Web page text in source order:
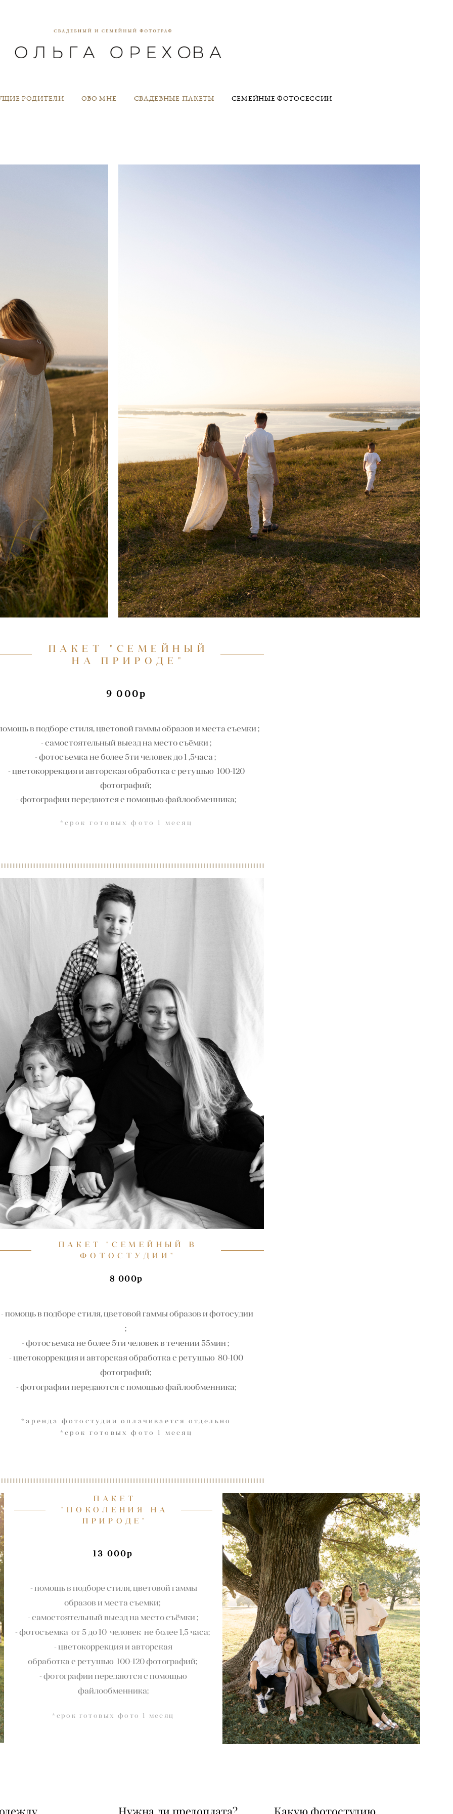
РОДИТЕЛИ ОБО МНЕ СВАДЕБНЫЕ ПАКЕТЫ СЕМЕЙНЫЕ ФОТОСЕССИИ
ПАКЕТ "СЕМЕЙНЫЙ
НА ПРИРОДЕ"
9 000р
в подборе стиля, цветовой гаммы образов и места съемки ;
- самостоятельный выезд на место съёмки ;
- фотосъемка не более 5ти человек до 1 ,5часа ;
- цветокоррекция и авторская обработка с ретушью 100-120
фотографий;
- фотографии передаются с помощью файлообменника;
*срок готовых фото 1 месяц
ПАКЕТ "СЕМЕЙНЫЙ В
ФОТОСТУДИИ"
8 000р
помощь в подборе стиля, цветовой гаммы образов и фотосудии
;
- фотосъемка не более 5ти человек в течении 55мин ;
- цветокоррекция и авторская обработка с ретушью 80-100
фотографий;
- фотографии передаются с помощью файлообменника;
*аренда фотостудии оплачивается отдельно
*срок готовых фото 1 месяц
ПАКЕТ
"ПОКОЛЕНИЯ НА
ПРИРОДЕ"
13 000р
- помощь в подборе стиля, цветовой гаммы
образов и места съемки;
- самостоятельный выезд на место съёмки ;
- фотосъемка от 5 до 10 человек не более 1,5 часа;
- цветокоррекция и авторская
обработка с ретушью 100-120 фотографий;
- фотографии передаются с помощью
файлообменника;
*срок готовых фото 1 месяц